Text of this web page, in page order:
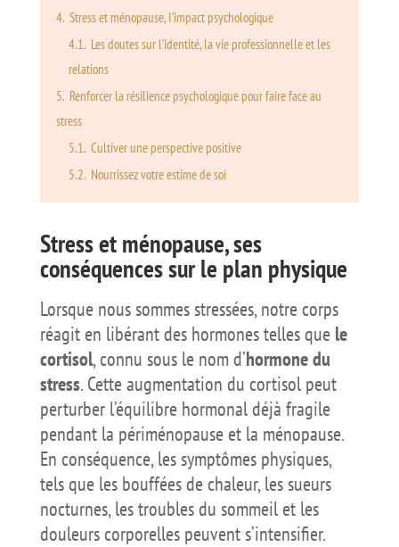
4. Stress et ménopause, I’impact psychologique
4.1. Les doutes sur l’identité, la vie professionnelle et les
relations
5. Renforcer la résilience psychologique pour faire face au
stress
5.1. Cultiver une perspective positive
5.2. Nourrissez votre estime de soi
Stress et ménopause, ses
conséquences sur le plan physique
Lorsque nous sommes stressées, notre corps
réagit en libérant des hormones telles que le
cortisol, connu sous le nom d’hormone du
stress. Cette augmentation du cortisol peut
perturber l’équilibre hormonal déjà fragile
pendant la périménopause et la ménopause.
En conséquence, les symptômes physiques,
tels que les bouffées de chaleur, les sueurs
nocturnes, les troubles du sommeil et les
douleurs corporelles peuvent s’intensifier.